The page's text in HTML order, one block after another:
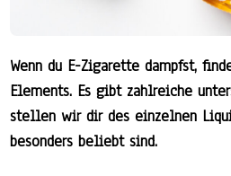
Wenn du E-Zigarette dampfst,
Elements. Es gibt zahlreiche
stellen wir dir des einzelnen
besonders beliebt sind.